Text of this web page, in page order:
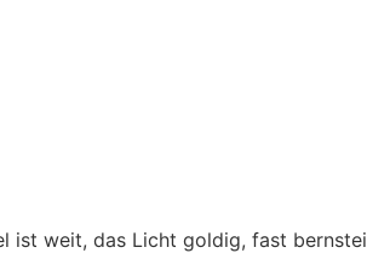
ist weit, das Licht goldig, fast